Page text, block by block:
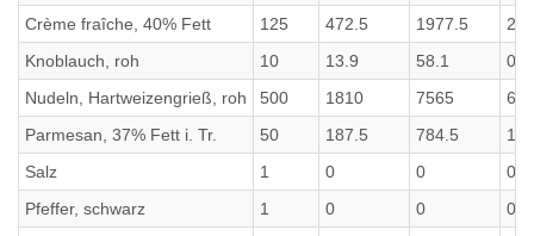
Crème fraîche, 40% Fett
125 472.5 1977.5
2.5
Knoblauch, roh
10 13.9 58.1
Nudeln, Hartweizengrieß, roh
500 1810 7565
Parmesan, 37% Fett i. Tr.
50 187.5 784.5
Salz
1 0 0
0
Pfeffer, schwarz
1 0 0 0